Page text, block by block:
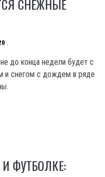
СНЕЖНЫЕ
до конца недели будет с
и снегом с дождем в ряде
ФУТБОЛКЕ: